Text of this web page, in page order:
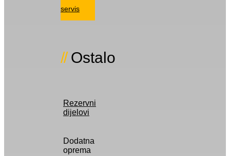
servis
Ostalo
Rezervni
dijelovi
Dodatna
oprema